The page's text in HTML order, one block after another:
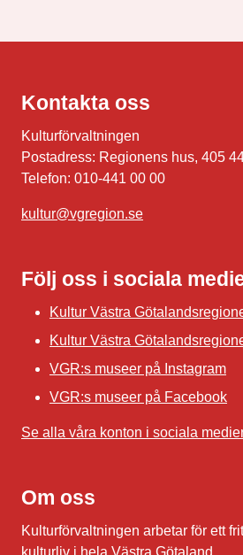
Kontakta oss
Kulturförvaltningen
Postadress: Regionens hus, 405
Telefon: 010-441 00 00
kultur@vgregion.se
Följ oss i sociala
Kultur Västra
Kultur Västra
VGR:s museer på Instagram
VGR:s museer på Facebook
Se alla våra konton i sociala
Om oss
Kulturförvaltningen arbetar för ett
kulturliv i hela Västra Götaland.